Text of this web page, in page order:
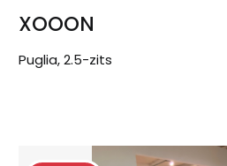
XOOON
Puglia, 2.5-zits